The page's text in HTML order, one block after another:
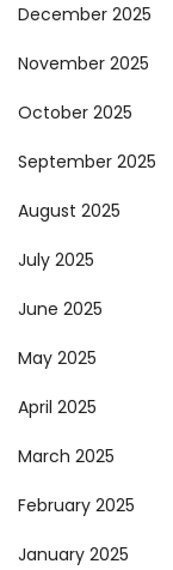
December 2025
November 2025
October 2025
September 2025
August 2025
July 2025
June 2025
May 2025
April 2025
March 2025
February 2025
January 2025